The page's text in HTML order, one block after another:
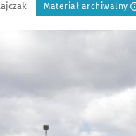
Materiał archiwalny